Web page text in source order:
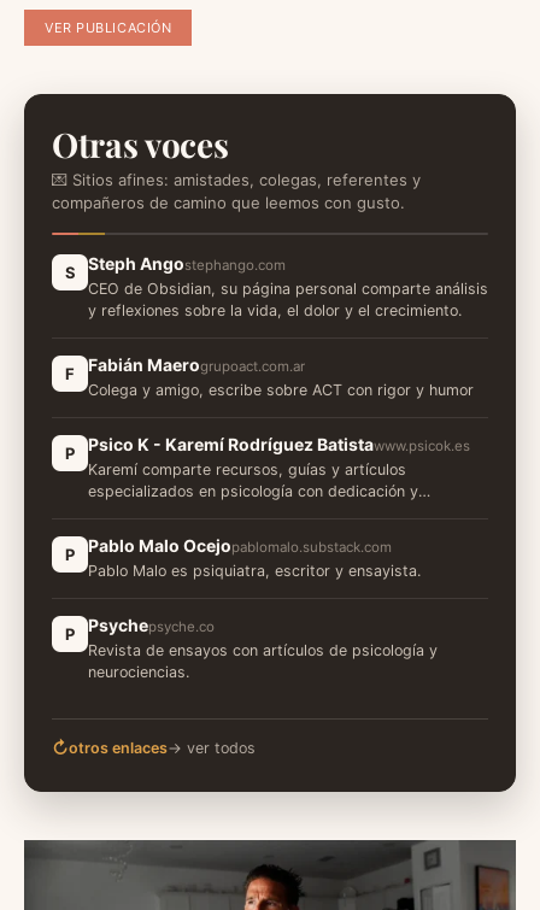
VER PUBLICACIÓN
Otras voces
💌 Sitios afines: amistades, colegas, referentes y
compañeros de camino que leemos con gusto.
S Steph Angostephango.com
CEO de Obsidian, su página personal comparte análisis
y reflexiones sobre la vida, el dolor y el crecimiento.
F Fabián Maerogrupoact.com.ar
Colega y amigo, escribe sobre ACT con rigor y humor
P Psico K - Karemí Rodríguez Batistawww.psicok.es
Karemí comparte recursos, guías y artículos
especializados en psicología con dedicación y
P Pablo Malo Ocejopablomalo.substack.com
Pablo Malo es psiquiatra, escritor y ensayista.
P Psychepsyche.co
Revista de ensayos con artículos de psicología y
neurociencias.
↻otros enlaces→ ver todos